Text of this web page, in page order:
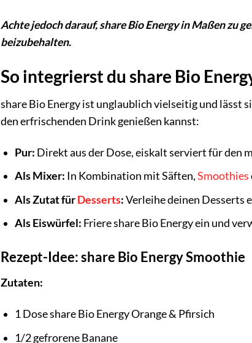
Achte jedoch darauf, share Bio Energy in Maßen zu
beizubehalten.
So integrierst du share Bio
share Bio Energy ist unglaublich vielseitig und lässt
den erfrischenden Drink genießen kannst:
Pur: Direkt aus der Dose, eiskalt serviert für den
Als Mixer: In Kombination mit Säften,Smoothies
Als Zutat fürDesserts:Verleihe deinen Desserts
Als Eiswürfel: Friere share Bio Energy ein und
Rezept-Idee: share Bio Energy Smoothie
Zutaten:
1 Dose share Bio Energy Orange & Pfirsich
1/2 gefrorene Banane